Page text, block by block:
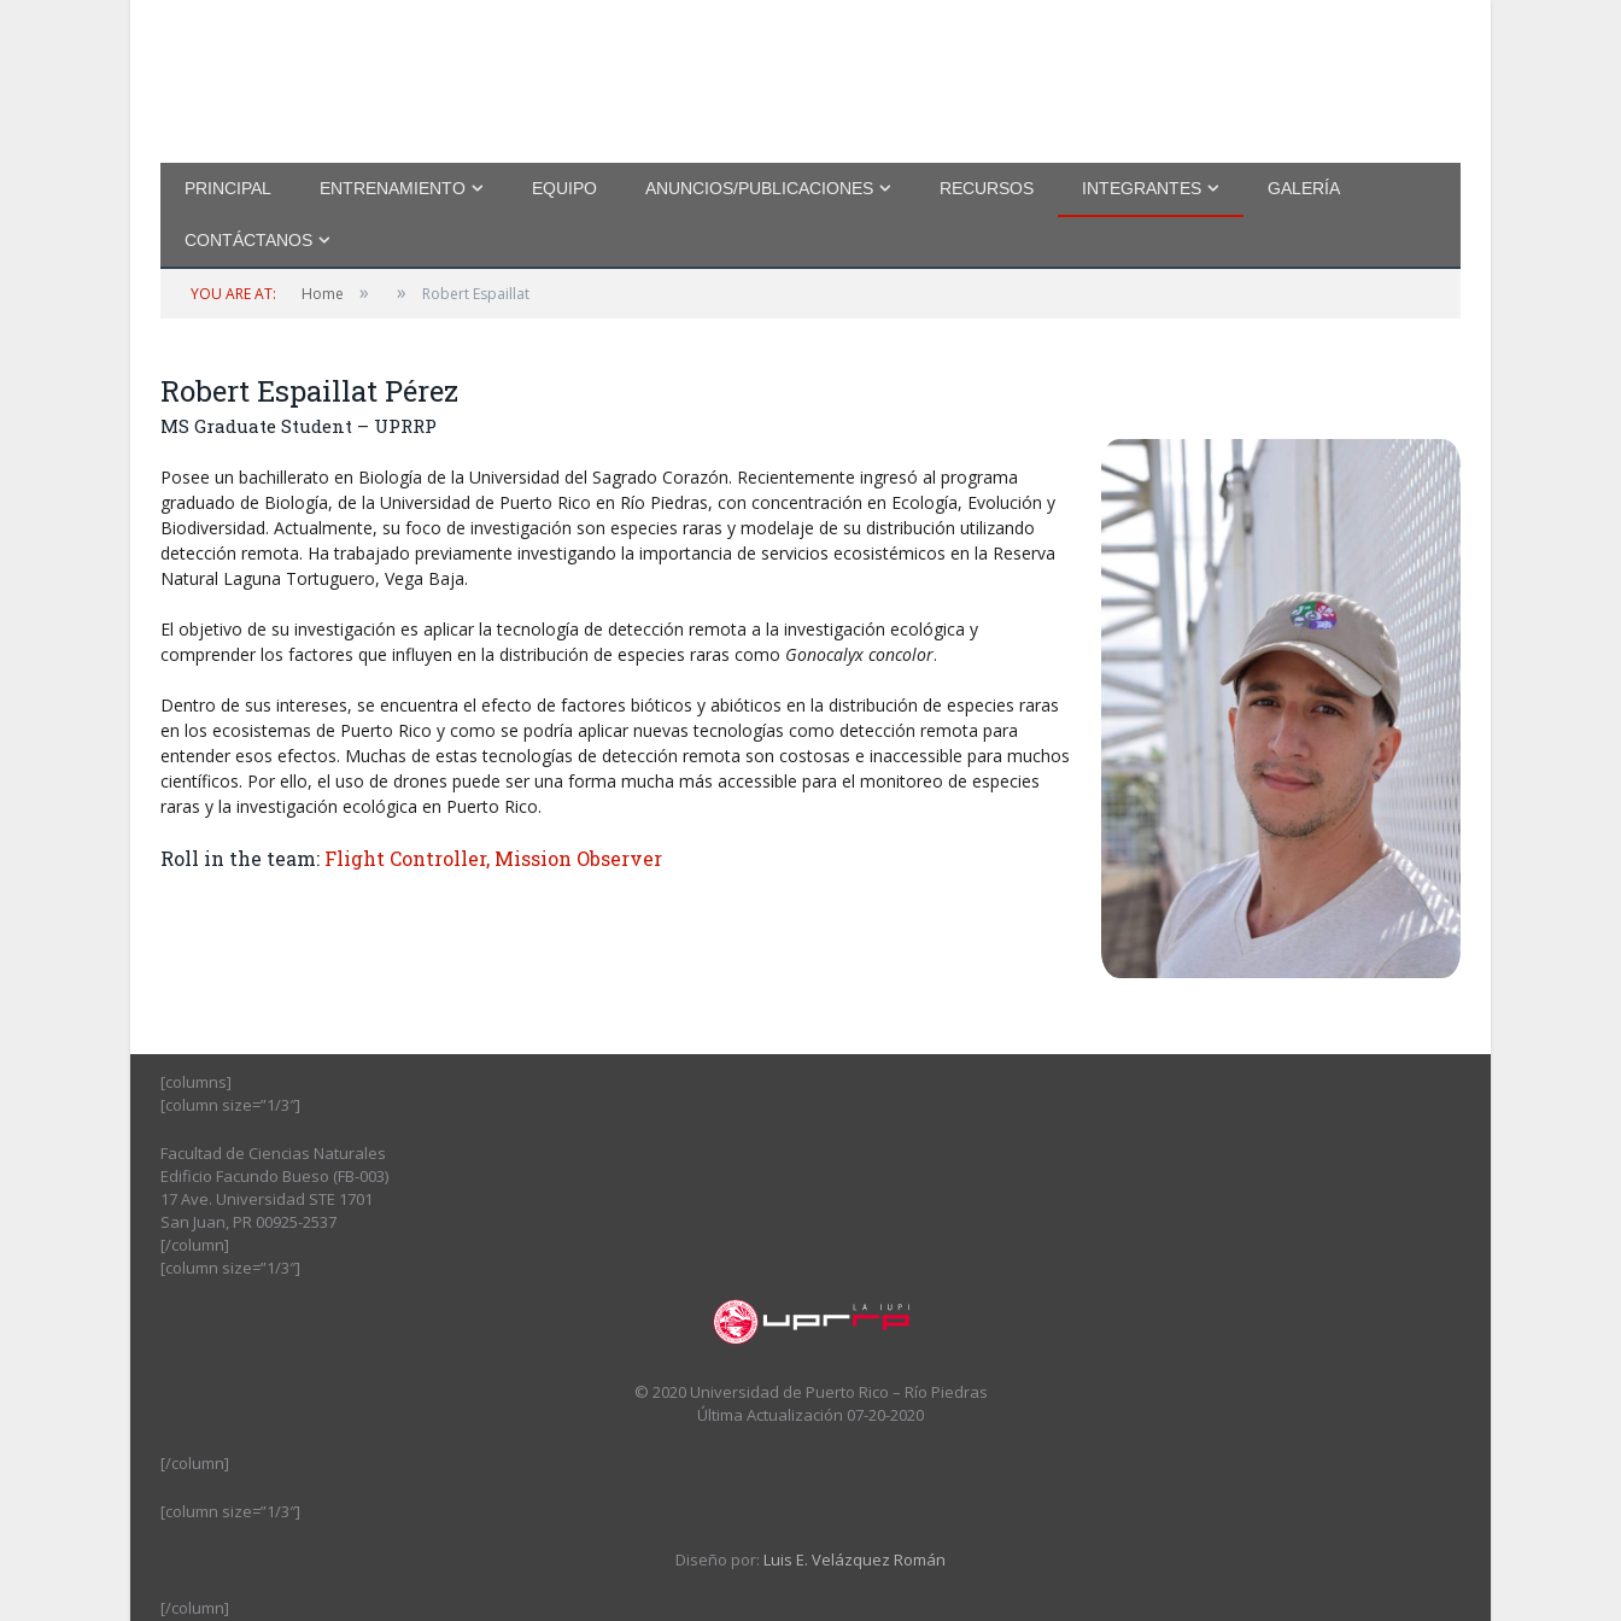
PRINCIPAL ENTRENAMIENTO EQUIPO ANUNCIOS/PUBLICACIONES RECURSOS INTEGRANTES GALERÍA
CONTÁCTANOS
YOU ARE AT: Home » » Robert Espaillat
Robert Espaillat Pérez
MS Graduate Student – UPRRP
Posee un bachillerato en Biología de la Universidad del Sagrado Corazón. Recientemente ingresó al programa
graduado de Biología, de la Universidad de Puerto Rico en Río Piedras, con concentración en Ecología, Evolución y
Biodiversidad. Actualmente, su foco de investigación son especies raras y modelaje de su distribución utilizando
detección remota. Ha trabajado previamente investigando la importancia de servicios ecosistémicos en la Reserva
Natural Laguna Tortuguero, Vega Baja.
El objetivo de su investigación es aplicar la tecnología de detección remota a la investigación ecológica y
comprender los factores que influyen en la distribución de especies raras como Gonocalyx concolor.
Dentro de sus intereses, se encuentra el efecto de factores bióticos y abióticos en la distribución de especies raras
en los ecosistemas de Puerto Rico y como se podría aplicar nuevas tecnologías como detección remota para
entender esos efectos. Muchas de estas tecnologías de detección remota son costosas e inaccessible para muchos
científicos. Por ello, el uso de drones puede ser una forma mucha más accessible para el monitoreo de especies
raras y la investigación ecológica en Puerto Rico.
Roll in the team: Flight Controller, Mission Observer
[columns]
[column size=”1/3″]
Facultad de Ciencias Naturales
Edificio Facundo Bueso (FB-003)
17 Ave. Universidad STE 1701
San Juan, PR 00925-2537
[/column]
[column size=”1/3″]
© 2020 Universidad de Puerto Rico – Río Piedras
Última Actualización 07-20-2020
[/column]
[column size=”1/3″]
Diseño por: Luis E. Velázquez Román
[/column]